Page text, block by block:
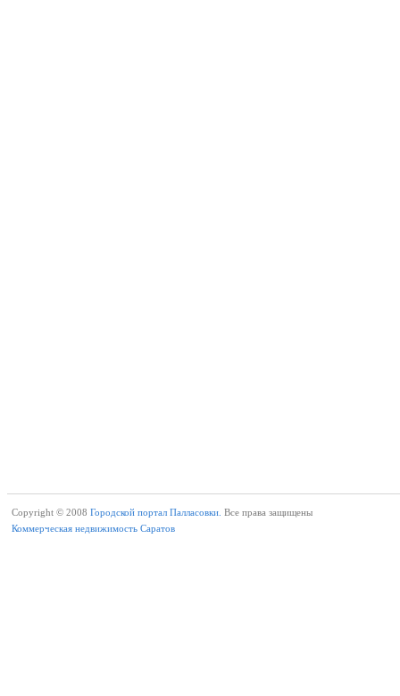
Copyright © 2008 Городской портал Палласовки. Все права защищены
Коммерческая недвижимость Саратов